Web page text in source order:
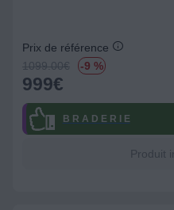
Prix de référence
1099.00€ -9 %
999€
B R A D E R I E
Produit